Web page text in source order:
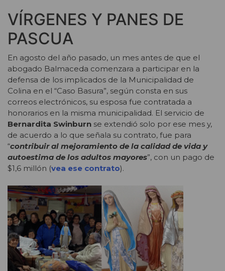
VÍRGENES Y PANES DE
PASCUA
En agosto del año pasado, un mes antes de que el
abogado Balmaceda comenzara a participar en la
defensa de los implicados de la Municipalidad de
Colina en el “Caso Basura”, según consta en sus
correos electrónicos, su esposa fue contratada a
honorarios en la misma municipalidad. El servicio de
Bernardita Swinburn se extendió solo por ese mes y,
de acuerdo a lo que señala su contrato, fue para
“contribuir al mejoramiento de la calidad de vida y
autoestima de los adultos mayores”, con un pago de
$1,6 millón (vea ese contrato).